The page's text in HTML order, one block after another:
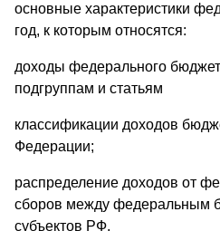
основные характеристики
год, к которым относятся:
доходы федерального
подгруппам и статьям
классификации доходов
Федерации;
распределение доходов от
сборов между федеральным
субъектов РФ,